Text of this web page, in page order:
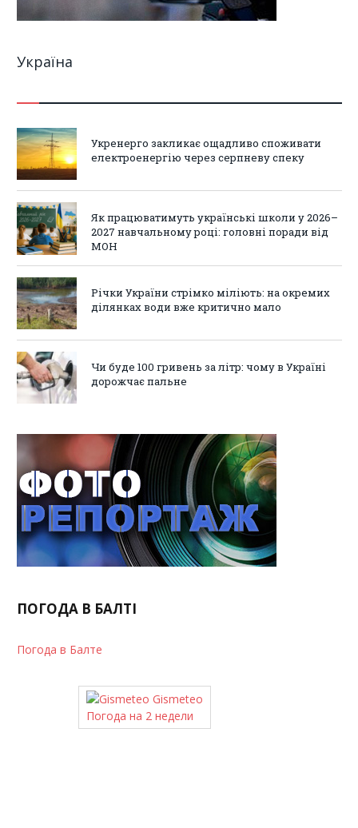
Україна
Укренерго закликає ощадливо споживати
електроенергію через серпневу спеку
Як працюватимуть українські школи у 2026–
2027 навчальному році: головні поради від
МОН
Річки України стрімко міліють: на окремих
ділянках води вже критично мало
Чи буде 100 гривень за літр: чому в Україні
дорожчає пальне
ПОГОДА В БАЛТІ
Погода в Балте
Gismeteo
Погода на 2 недели